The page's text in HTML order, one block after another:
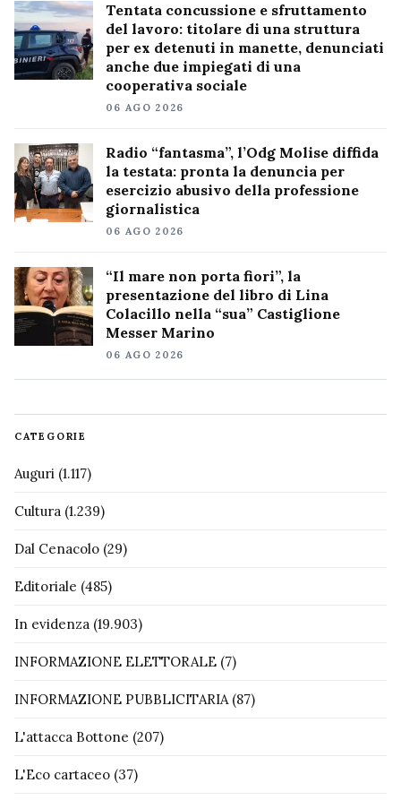
Tentata concussione e sfruttamento
del lavoro: titolare di una struttura
per ex detenuti in manette, denunciati
anche due impiegati di una
cooperativa sociale
06 AGO 2026
Radio “fantasma”, l’Odg Molise diffida
la testata: pronta la denuncia per
esercizio abusivo della professione
giornalistica
06 AGO 2026
“Il mare non porta fiori”, la
presentazione del libro di Lina
Colacillo nella “sua” Castiglione
Messer Marino
06 AGO 2026
CATEGORIE
Auguri (1.117)
Cultura (1.239)
Dal Cenacolo (29)
Editoriale (485)
In evidenza (19.903)
INFORMAZIONE ELETTORALE (7)
INFORMAZIONE PUBBLICITARIA(87)
L'attacca Bottone (207)
L'Eco cartaceo (37)